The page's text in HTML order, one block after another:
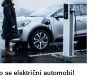
se električni automobil